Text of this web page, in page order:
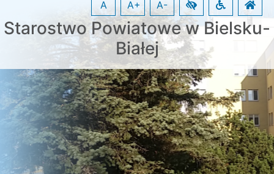
Starostwo Powiatowe w Bielsku-
Białej
A A+ A-